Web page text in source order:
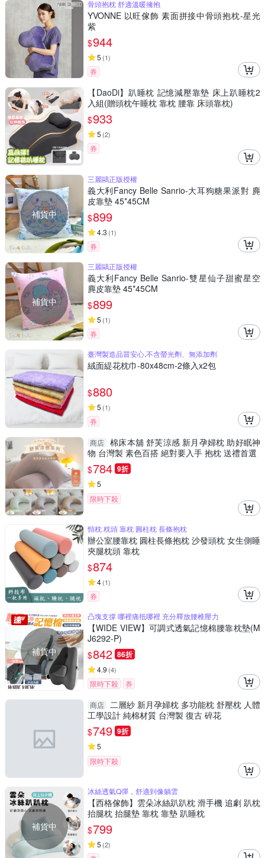
骨頭抱枕 舒適溫暖擁抱
YVONNE 以旺傢飾 素面拼接中骨頭抱枕-星光
紫
$944
5 (1)
券
【DaoDi】趴睡枕 記憶減壓靠墊 床上趴睡枕2
入組(贈頭枕午睡枕 靠枕 腰靠 床頭靠枕)
$933
5 (2)
券
補貨中
三麗鷗正版授權
義大利Fancy Belle Sanrio-大耳狗糖果派對 麂
皮靠墊 45*45CM
$899
4.3 (1)
券
補貨中
三麗鷗正版授權
義大利Fancy Belle Sanrio-雙星仙子甜蜜星空
麂皮靠墊 45*45CM
$899
5 (1)
券
臺灣製造品質安心,不含螢光劑、無添加劑
絨面緹花枕巾-80x48cm-2條入x2包
$880
5 (1)
券
商店 棉床本舖 舒芙涼感 新月孕婦枕 助好眠神
物 台灣製 素色百搭 絕對要入手 抱枕 送禮首選
$784 9折
5
限時下殺
頸枕 枕頭 靠枕 圓柱枕 長條抱枕
辦公室腰靠枕 圓柱長條抱枕 沙發頭枕 女生側睡
夾腿枕頭 靠枕
$874
4(1)
券
補貨中
凸塊支撐 哪裡痛抵哪裡 充分釋放腰椎壓力
【WIDE VIEW】可調式透氣記憶棉腰靠枕墊(M
J6292-P)
$842 86折
4.9 (4)
限時下殺 券
商店 二層紗 新月孕婦枕 多功能枕 舒壓枕 人體
工學設計 純棉材質 台灣製 復古 碎花
$749 9折
5
限時下殺
補貨中
冰絲透氣Q彈，舒適到像躺雲
【西格傢飾】雲朵冰絲趴趴枕 滑手機 追劇 趴枕
抬腿枕 抬腿墊 靠枕 靠墊 趴睡枕
$799
5 (2)